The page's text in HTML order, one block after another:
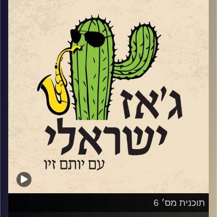
בישראל. בגיל 26 הוא הוביל הרכבים ובשנת
1971 היה שותף לאלבום הג'ז הראשון
שהוקלט בישראל. מאז ועד היום הספיק
להקים את המחלקה הראשונה ללימודי ג'ז
בישראל, את מגמת הג'ז הראשונה בתיכון
(תלמה ילין), הקים ועמד בראש פסטיבל הג'ז
באילת (22 שנים), ייסד את סדרת הג'ז
במוזיאון תל אביב. ב – 2007 זכה בפרס
מטעם משרד התרבות והספורט על תרומתו
רבת השנים לקידום הג'ז הישראלי ולפני שנה
ב 2018 זכה בפרס משרד התרבות לאמנים
בכלכלה ובמשפטים. במהלך הקריירה
המוזיקלית שלו, שעדיין נמשכת, הוא ניגן עם
ג'אז ישראלי" בהגשת יותם זיו, היא
התכנית היחידה בארץ ובעולם שעושה כבוד
לג'אז הישראלי. כל שבוע יתארחו מוזיקאי ג'אז
מהמנוסה ועד לאלה שבתחילת דרכם שישמיעו
לנו מיצירותיהם, נשוחח עם המורות והמורים של
מגמות הג'אז ברחבי הארץ, ובין לבין נשמע גם
ג'אז ישראלי משובח.
שיחה מרתקת עם הפסנתרנית והמלחינה
האזנה נעימה
תוכנית מס׳ 6